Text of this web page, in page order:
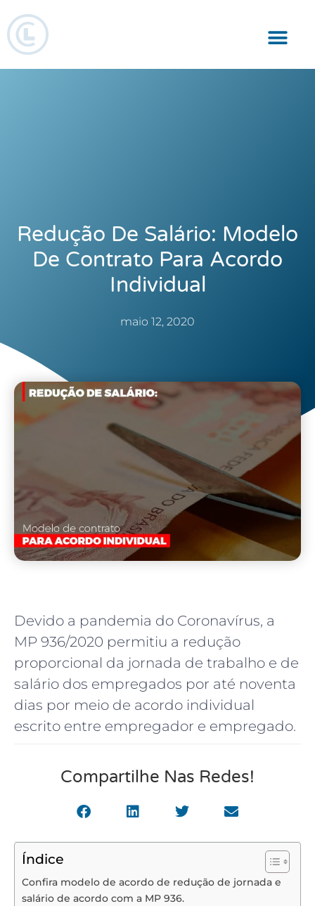
Redução De Salário: Modelo
De Contrato Para Acordo
Individual
maio 12, 2020
Devido a pandemia do Coronavírus, a
MP 936/2020 permitiu a redução
proporcional da jornada de trabalho e de
salário dos empregados por até noventa
dias por meio de acordo individual
escrito entre empregador e empregado.
Compartilhe Nas Redes!
Índice
Confira modelo de acordo de redução de jornada e
salário de acordo com a MP 936.